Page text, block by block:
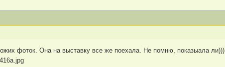
фоток. Она на выставку все же поехала. Не помню, показыала ли)))